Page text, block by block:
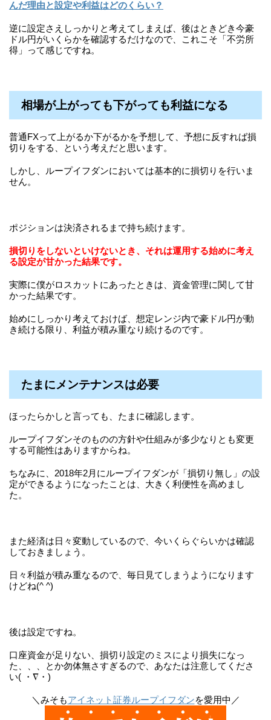
んだ理由と設定や利益はどのくらい？
逆に設定さえしっかりと考えてしまえば、後はときどき今豪
ドル円がいくらかを確認するだけなので、これこそ「不労所
得」って感じですね。
相場が上がっても下がっても利益になる
普通FXって上がるか下がるかを予想して、予想に反すれば損
切りをする、という考えだと思います。
しかし、ループイフダンにおいては基本的に損切りを行いま
せん。
ポジションは決済されるまで持ち続けます。
損切りをしないといけないとき、それは運用する始めに考え
る設定が甘かった結果です。
実際に僕がロスカットにあったときは、資金管理に関して甘
かった結果です。
始めにしっかり考えておけば、想定レンジ内で豪ドル円が動
き続ける限り、利益が積み重なり続けるのです。
たまにメンテナンスは必要
ほったらかしと言っても、たまに確認します。
ループイフダンそのものの方針や仕組みが多少なりとも変更
する可能性はありますからね。
ちなみに、2018年2月にループイフダンが「損切り無し」の設
定ができるようになったことは、大きく利便性を高めまし
た。
また経済は日々変動しているので、今いくらぐらいかは確認
しておきましょう。
日々利益が積み重なるので、毎日見てしまうようになります
けどね(^ ^)
後は設定ですね。
口座資金が足りない、損切り設定のミスにより損失になっ
た、、、とか勿体無さすぎるので、あなたは注意してくださ
い( ・∇・)
＼みそもアイネット証券ループイフダンを愛用中／